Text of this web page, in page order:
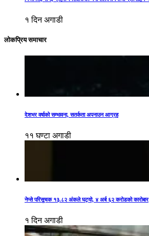
१ दिन अगाडी
लोकप्रिय समाचार
देशभर वर्षाको सम्भावना, सतर्कता अपनाउन आग्रह
११ घण्टा अगाडी
नेप्से परिसूचक १३.८२ अंकले घट्यो, ४ अर्ब ६२ करोडको कारोबार
१ दिन अगाडी